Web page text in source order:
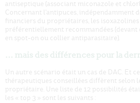
antiseptique (associant miconazole et
Concernant l'antipuces, indépendamment
financiers du propriétaires, les
préférentiellement recommandées (devant
en spot-on ou collier antiparasitaire).
Un autre scénario était un cas de DAC. Et
thérapeutiques conseillées diffèrent selon
propriétaire. Une liste de 12 possibilités
les « top 3 » sont les suivants :